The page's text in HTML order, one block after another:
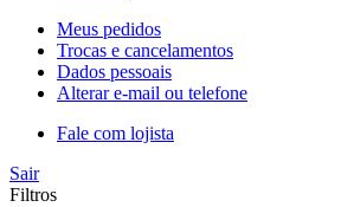
Meus pedidos
Trocas e cancelamentos
Dados pessoais
Alterar e-mail ou telefone
Fale com lojista
Sair
Filtros